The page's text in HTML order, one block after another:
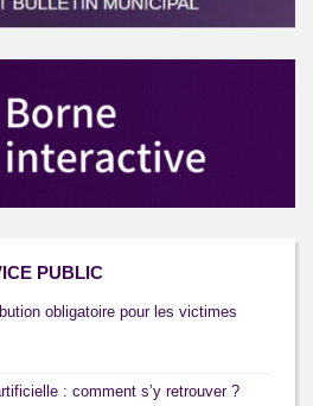
PUBLIC
obligatoire pour les victimes
: comment s’y retrouver ?